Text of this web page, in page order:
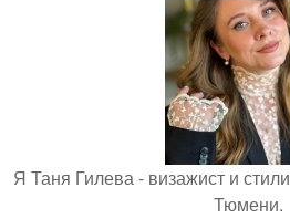
Я Таня Гилева - визажист и
Тюмени.